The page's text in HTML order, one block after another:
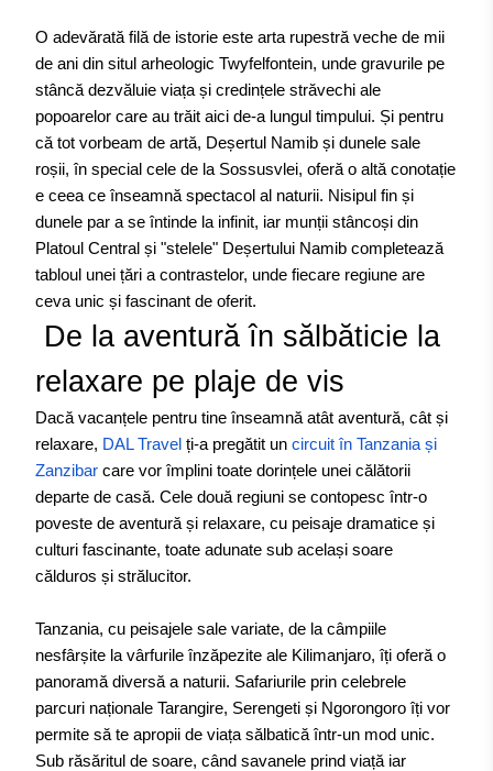
O adevărată filă de istorie este arta rupestră veche de mii
de ani din situl arheologic Twyfelfontein, unde gravurile pe
stâncă dezvăluie viața și credințele străvechi ale
popoarelor care au trăit aici de-a lungul timpului. Și pentru
că tot vorbeam de artă, Deșertul Namib și dunele sale
roșii, în special cele de la Sossusvlei, oferă o altă conotație
e ceea ce înseamnă spectacol al naturii. Nisipul fin și
dunele par a se întinde la infinit, iar munții stâncoși din
Platoul Central și "stelele" Deșertului Namib completează
tabloul unei țări a contrastelor, unde fiecare regiune are
ceva unic și fascinant de oferit.
De la aventură în sălbăticie la
relaxare pe plaje de vis
Dacă vacanțele pentru tine înseamnă atât aventură, cât și
relaxare, DAL Travel ți-a pregătit un circuit în Tanzania și
Zanzibar care vor împlini toate dorințele unei călătorii
departe de casă. Cele două regiuni se contopesc într-o
poveste de aventură și relaxare, cu peisaje dramatice și
culturi fascinante, toate adunate sub același soare
călduros și strălucitor.
Tanzania, cu peisajele sale variate, de la câmpiile
nesfârșite la vârfurile înzăpezite ale Kilimanjaro, îți oferă o
panoramă diversă a naturii. Safariurile prin celebrele
parcuri naționale Tarangire, Serengeti și Ngorongoro îți vor
permite să te apropii de viața sălbatică într-un mod unic.
Sub răsăritul de soare, când savanele prind viață iar